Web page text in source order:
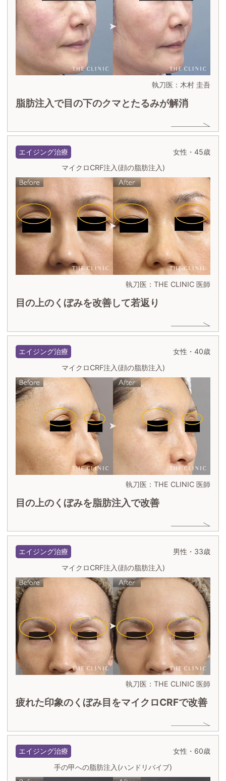
執刀医：木村 圭吾
脂肪注入で目の下のクマとたるみが解消
エイジング治療
女性・45歳
マイクロCRF注入(顔の脂肪注入)
執刀医：THE CLINIC 医師
目の上のくぼみを改善して若返り
エイジング治療
女性・40歳
マイクロCRF注入(顔の脂肪注入)
執刀医：THE CLINIC 医師
目の上のくぼみを脂肪注入で改善
エイジング治療
男性・33歳
マイクロCRF注入(顔の脂肪注入)
執刀医：THE CLINIC 医師
疲れた印象のくぼみ目をマイクロCRFで改善
エイジング治療
女性・60歳
手の甲への脂肪注入(ハンドリバイブ)